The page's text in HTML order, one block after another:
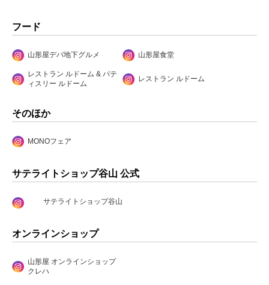
フード
山形屋デパ地下グルメ 山形屋食堂
レストラン ルドーム & パテ
ィスリー ルドーム
レストラン ルドーム
そのほか
MONOフェア
サテライトショップ谷山 公式
サテライトショップ谷山
オンラインショップ
山形屋 オンラインショップ
クレハ